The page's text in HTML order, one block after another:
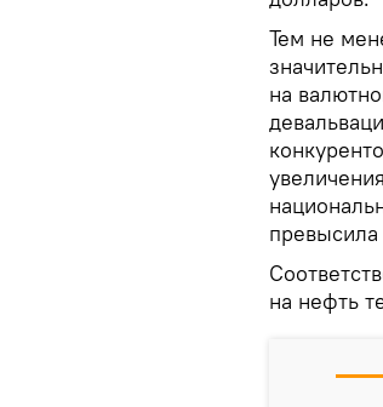
Тем не
на
превысила
на нефть